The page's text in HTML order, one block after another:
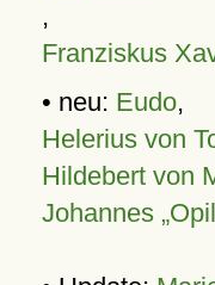
,
Franziskus
• neu: Eudo,
Helerius von
Hildebert von
Johannes